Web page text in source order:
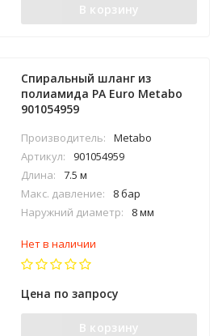
В корзину
Спиральный шланг из
полиамида PA Euro Metabo
901054959
Производитель:
Metabo
Артикул:
901054959
Длина:
7.5 м
Макс. давление:
8 бар
Наружний диаметр:
8 мм
Нет в наличии
Цена по запросу
В корзину